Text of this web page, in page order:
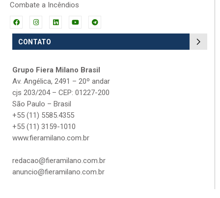
Combate a Incêndios
CONTATO
Grupo Fiera Milano Brasil
Av. Angélica, 2491 – 20º andar
cjs 203/204 – CEP: 01227-200
São Paulo – Brasil
+55 (11) 5585.4355
+55 (11) 3159-1010
www.fieramilano.com.br
redacao@fieramilano.com.br
anuncio@fieramilano.com.br